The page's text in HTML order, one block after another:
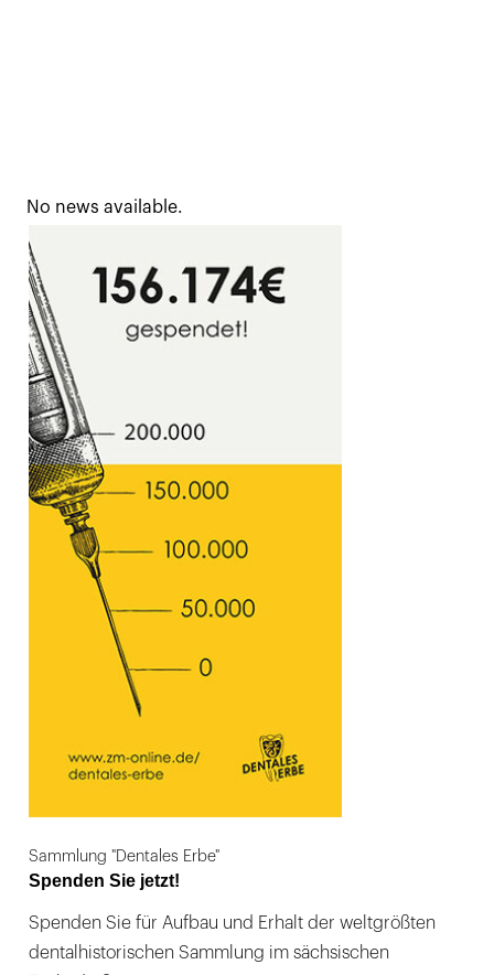
No news available.
Sammlung "Dentales Erbe"
Spenden Sie jetzt!
Spenden Sie für Aufbau und Erhalt der weltgrößten
dentalhistorischen Sammlung im sächsischen